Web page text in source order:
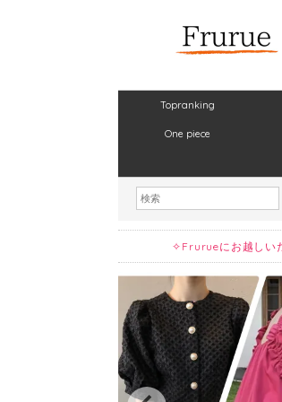
Topranking
One piece
✧Frurueにお越しい